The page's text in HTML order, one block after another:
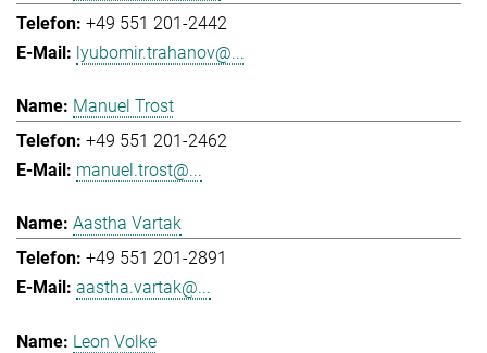
+49 551 201-2442
lyubomir.trahanov@...
Manuel Trost
+49 551 201-2462
manuel.trost@...
Aastha Vartak
+49 551 201-2891
aastha.vartak@...
Leon Volke